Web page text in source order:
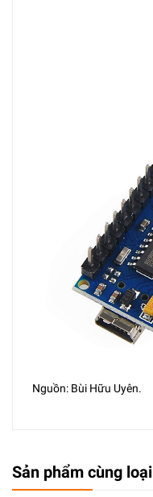
Nguồn: Bùi Hữu Uyên.
Sản phẩm cùng loại